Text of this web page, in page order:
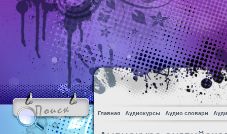
Главная Аудиокурсы Аудио словари